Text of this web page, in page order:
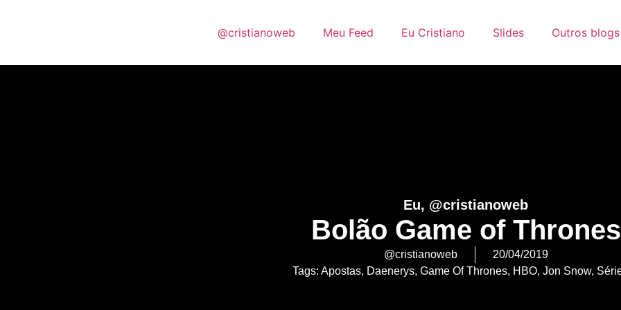
@cristianoweb Meu Feed Eu Cristiano Slides Outros blogs
Eu, @cristianoweb
Bolão Game of Thrones
@cristianoweb
20/04/2019
Tags: Apostas, Daenerys, Game Of Thrones, HBO, Jon Snow,